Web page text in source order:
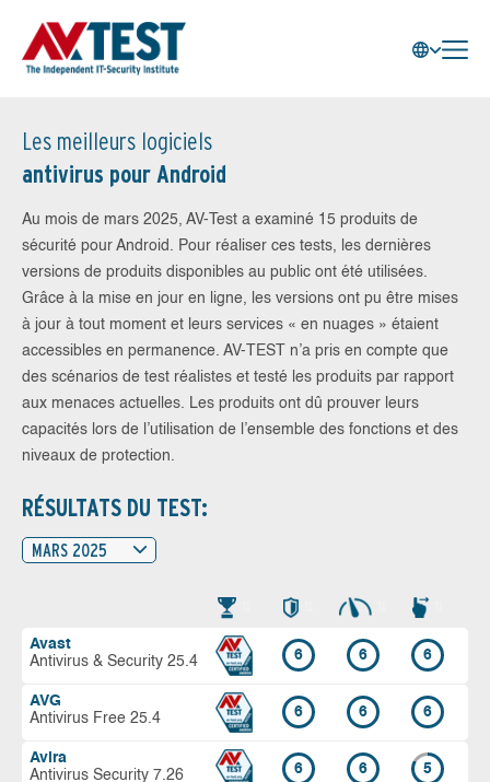
Les meilleurs logiciels
antivirus pour Android
Au mois de mars 2025, AV-Test a examiné 15 produits de
sécurité pour Android. Pour réaliser ces tests, les dernières
versions de produits disponibles au public ont été utilisées.
Grâce à la mise en jour en ligne, les versions ont pu être mises
à jour à tout moment et leurs services « en nuages » étaient
accessibles en permanence. AV-TEST n’a pris en compte que
des scénarios de test réalistes et testé les produits par rapport
aux menaces actuelles. Les produits ont dû prouver leurs
capacités lors de l’utilisation de l’ensemble des fonctions et des
niveaux de protection.
RÉSULTATS DU TEST:
MARS 2025
Avast
Antivirus & Security 25.4
6 6 6
AVG
Antivirus Free 25.4
6 6 6
Avira
Antivirus Security 7.26
6 6 5